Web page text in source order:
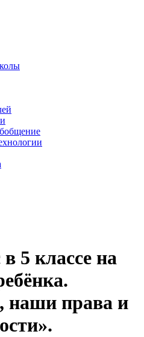
5 классе на
права и